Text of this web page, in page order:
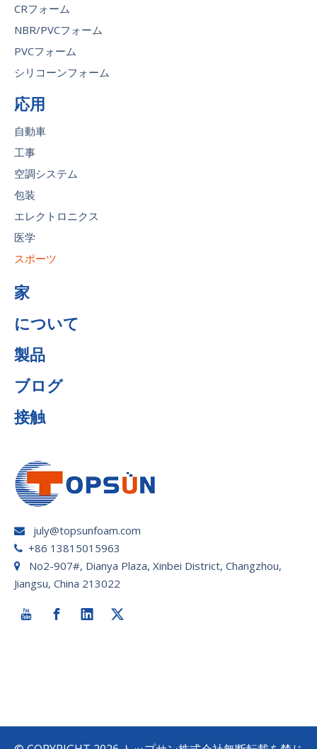
CRフォーム
NBR/PVCフォーム
PVCフォーム
シリコーンフォーム
応用
自動車
工事
空調システム
包装
エレクトロニクス
医学
スポーツ
家
について
製品
ブログ
接触
 july@topsunfoam.com
 +86 13815015963

No2-907#, Dianya Plaza, Xinbei District, Changzhou,
Jiangsu, China 213022